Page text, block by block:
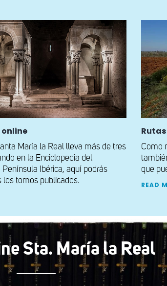
María la Real lleva más de tres
en la Enciclopedia del
Península Ibérica, aquí podrás
los tomos publicados.
Rutas
Como
que
READ
Sta. María la Real